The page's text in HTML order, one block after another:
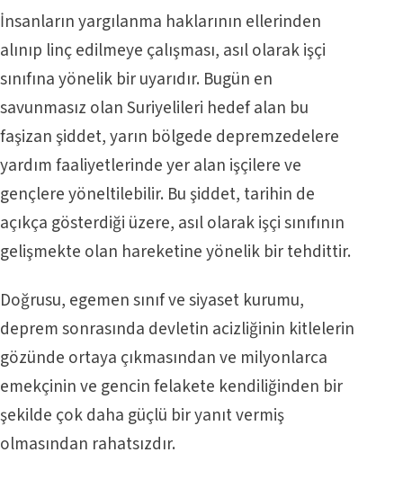
İnsanların yargılanma haklarının ellerinden
alınıp linç edilmeye çalışması, asıl olarak işçi
sınıfına yönelik bir uyarıdır. Bugün en
savunmasız olan Suriyelileri hedef alan bu
faşizan şiddet, yarın bölgede depremzedelere
yardım faaliyetlerinde yer alan işçilere ve
gençlere yöneltilebilir. Bu şiddet, tarihin de
açıkça gösterdiği üzere, asıl olarak işçi sınıfının
gelişmekte olan hareketine yönelik bir tehdittir.
Doğrusu, egemen sınıf ve siyaset kurumu,
deprem sonrasında devletin acizliğinin kitlelerin
gözünde ortaya çıkmasından ve milyonlarca
emekçinin ve gencin felakete kendiliğinden bir
şekilde çok daha güçlü bir yanıt vermiş
olmasından rahatsızdır.